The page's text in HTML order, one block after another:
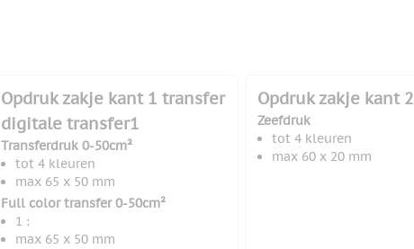
Opdruk zakje kant 1 transfer
digitale transfer1
Transferdruk 0-50cm²
tot 4 kleuren
max 65 x 50 mm
Full color transfer 0-50cm²
1 :
max 65 x 50 mm
Opdruk zakje kant 2
Zeefdruk
tot 4 kleuren
max 60 x 20 mm